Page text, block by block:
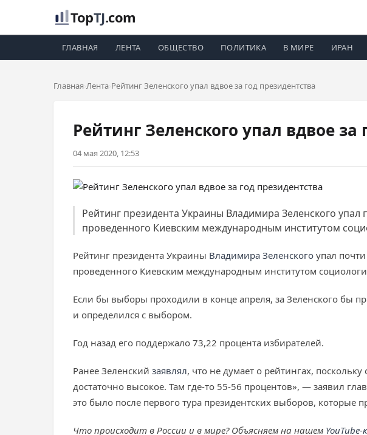
TopTJ.com
ГЛАВНАЯ ЛЕНТА ОБЩЕСТВО ПОЛИТИКА В МИРЕ ИРАН
Главная Лента Рейтинг Зеленского упал вдвое за год президентства
Рейтинг Зеленского упал вдвое за
04 мая 2020, 12:53
Рейтинг президента Украины Владимира Зеленского
проведенного Киевским международным институтом
Рейтинг президента Украины Владимира Зеленского упал
проведенного Киевским международным институтом
Если бы выборы проходили в конце апреля, за Зеленского бы
и определился с выбором.
Год назад его поддержало 73,22 процента избирателей.
Ранее Зеленский заявлял, что не думает о рейтингах,
достаточно высокое. Там где-то 55-56 процентов», — заявил
это было после первого тура президентских выборов, которые
Что происходит в России и в мире? Объясняем на нашем YouTube-